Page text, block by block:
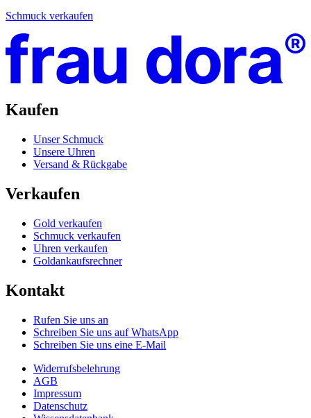
Schmuck verkaufen
Kaufen
Unser Schmuck
Unsere Uhren
Versand & Rückgabe
Verkaufen
Gold verkaufen
Schmuck verkaufen
Uhren verkaufen
Goldankaufsrechner
Kontakt
Rufen Sie uns an
Schreiben Sie uns auf WhatsApp
Schreiben Sie uns eine E-Mail
Widerrufsbelehrung
AGB
Impressum
Datenschutz